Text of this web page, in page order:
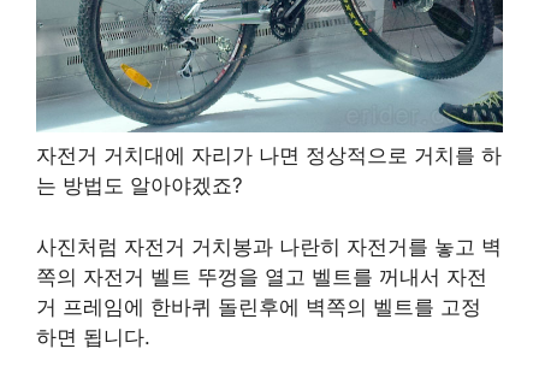
자전거 거치대에 자리가 나면 정상적으로 거치를 하
는 방법도 알아야겠죠?
사진처럼 자전거 거치봉과 나란히 자전거를 놓고 벽
쪽의 자전거 벨트 뚜껑을 열고 벨트를 꺼내서 자전
거 프레임에 한바퀴 돌린후에 벽쪽의 벨트를 고정
하면 됩니다.